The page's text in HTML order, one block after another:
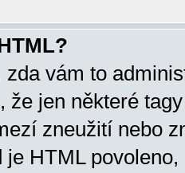
zda vám to
že jen některé
zneužití nebo
je HTML